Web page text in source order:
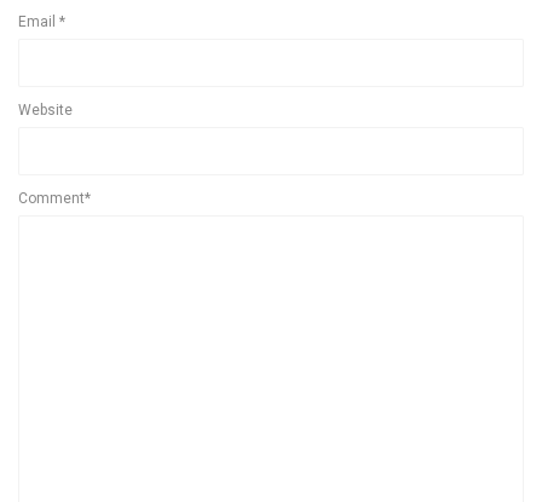
Email *
Website
Comment*